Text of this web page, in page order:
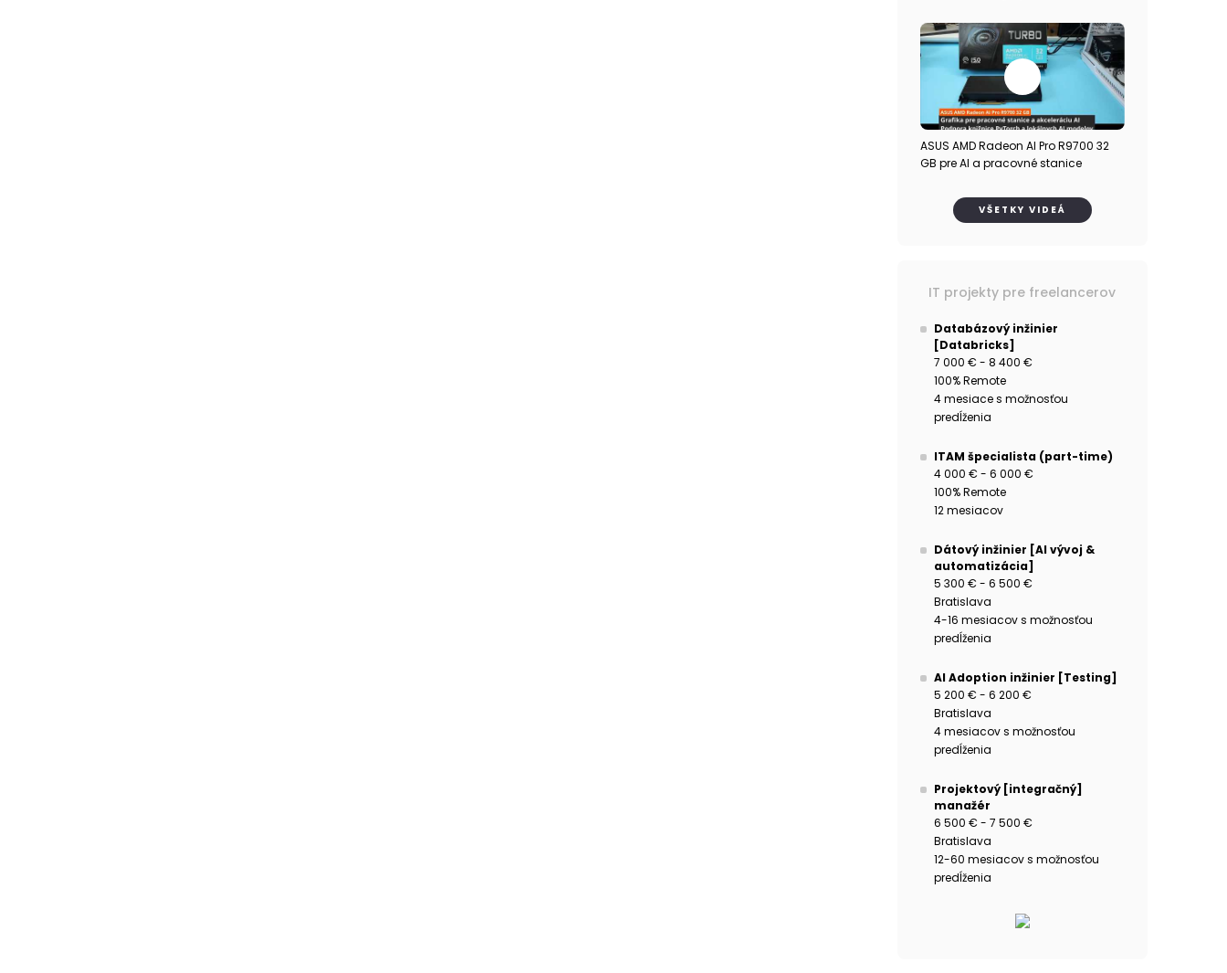
ASUS AMD Radeon AI Pro R9700 32
GB pre AI a pracovné stanice
VŠETKY VIDEÁ
IT projekty pre freelancerov
Databázový inžinier
[Databricks]
7 000 € - 8 400 €
100% Remote
4 mesiace s možnosťou
predĺženia
ITAM špecialista (part-time)
4 000 € - 6 000 €
100% Remote
12 mesiacov
Dátový inžinier [AI vývoj &
automatizácia]
5 300 € - 6 500 €
Bratislava
4-16 mesiacov s možnosťou
predĺženia
AI Adoption inžinier [Testing]
5 200 € - 6 200 €
Bratislava
4 mesiacov s možnosťou
predĺženia
Projektový [integračný]
manažér
6 500 € - 7 500 €
Bratislava
12-60 mesiacov s možnosťou
predĺženia